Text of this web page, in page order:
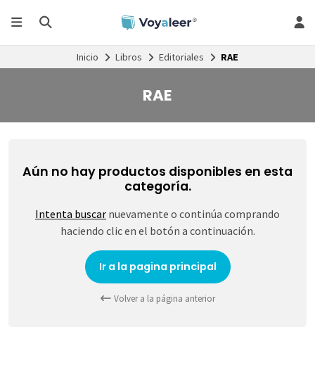
Inicio Libros Editoriales RAE
RAE
Aún no hay productos disponibles en esta
categoría.
Intenta buscar nuevamente o continúa comprando
haciendo clic en el botón a continuación.
Ir a la pagina principal
Volver a la página anterior